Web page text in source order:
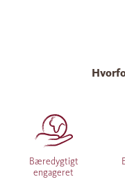
Bæredygtigt
engageret